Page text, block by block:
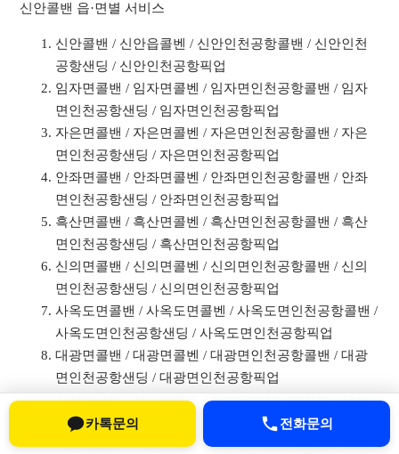
신안콜밴 읍·면별 서비스
신안콜밴 / 신안읍콜벤 / 신안인천공항콜밴 / 신안인천
공항샌딩 / 신안인천공항픽업
임자면콜밴 / 임자면콜벤 / 임자면인천공항콜밴 / 임자
면인천공항샌딩 / 임자면인천공항픽업
자은면콜밴 / 자은면콜벤 / 자은면인천공항콜밴 / 자은
면인천공항샌딩 / 자은면인천공항픽업
안좌면콜밴 / 안좌면콜벤 / 안좌면인천공항콜밴 / 안좌
면인천공항샌딩 / 안좌면인천공항픽업
흑산면콜밴 / 흑산면콜벤 / 흑산면인천공항콜밴 / 흑산
면인천공항샌딩 / 흑산면인천공항픽업
신의면콜밴 / 신의면콜벤 / 신의면인천공항콜밴 / 신의
면인천공항샌딩 / 신의면인천공항픽업
사옥도면콜밴 / 사옥도면콜벤 / 사옥도면인천공항콜밴 /
사옥도면인천공항샌딩 / 사옥도면인천공항픽업
대광면콜밴 / 대광면콜벤 / 대광면인천공항콜밴 / 대광
면인천공항샌딩 / 대광면인천공항픽업
장산면콜밴 / 장산면콜벤 / 장산면인천공항콜밴 / 장산
면인천공항샌딩 / 장산면인천공항픽업
지도면콜밴 / 지도면콜벤 / 지도면인천공항콜밴 / 지도
카톡문의 전화문의